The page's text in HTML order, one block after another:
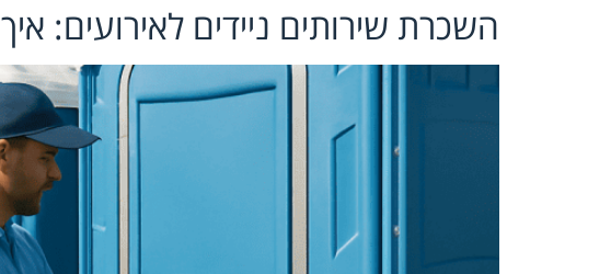
השכרת שירותים ניידים לאירועים: